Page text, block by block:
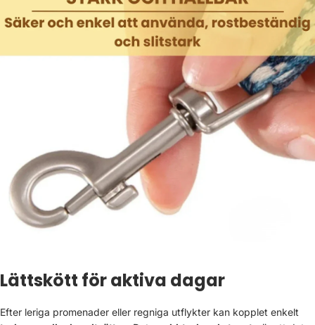
Lättskött för aktiva dagar
Efter leriga promenader eller regniga utflykter kan kopplet enkelt